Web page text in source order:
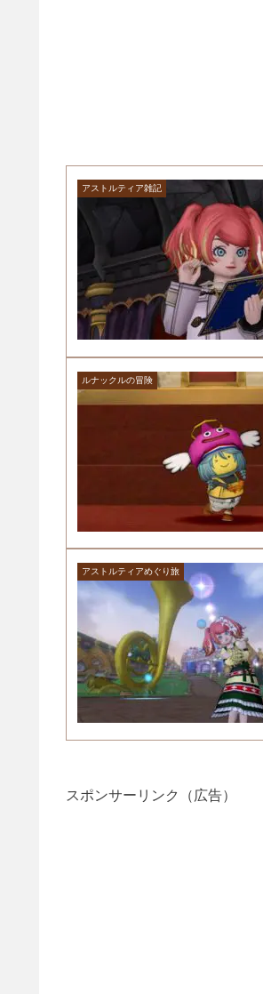
アストルティア雑記
ルナックルの冒険
アストルティアめぐり旅